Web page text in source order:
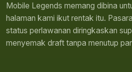
Mobile Legends memang dibina
halaman kami ikut rentak itu.
status perlawanan diringkaskan
menyemak draft tanpa menutup